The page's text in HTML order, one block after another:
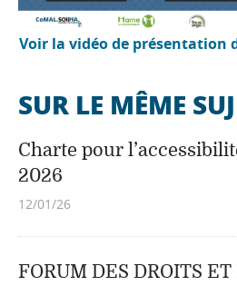
Voir la vidéo de présentation
SUR LE MÊME
Charte pour
2026
12/01/26
FORUM DES DROITS